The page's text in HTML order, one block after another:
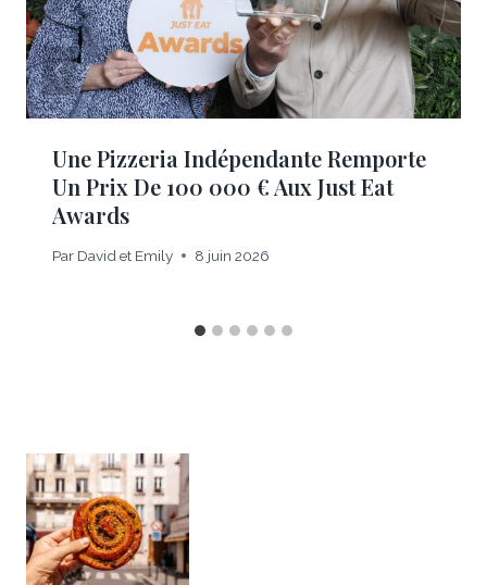
Une Pizzeria Indépendante Remporte
Un Prix De 100 000 € Aux Just Eat
Awards
Par David et Emily 8 juin 2026